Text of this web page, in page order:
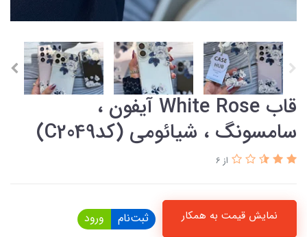
قاب White Rose آیفون ،
سامسونگ ، شیائومی (کدC2049)
از 6
نمایش قیمت به همکار ثبت‌نام ورود